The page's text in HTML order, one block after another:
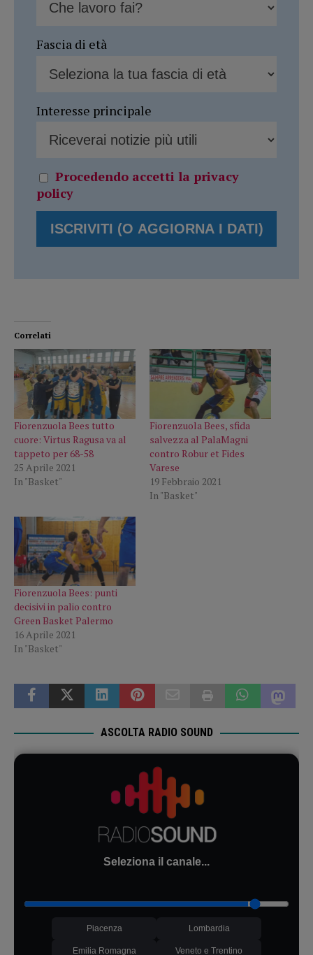
Fascia di età
Interesse principale
Procedendo accetti la privacy
policy
Correlati
Fiorenzuola Bees tutto
cuore: Virtus Ragusa va al
tappeto per 68-58
25 Aprile 2021
In "Basket"
Fiorenzuola Bees, sfida
salvezza al PalaMagni
contro Robur et Fides
Varese
19 Febbraio 2021
In "Basket"
Fiorenzuola Bees: punti
decisivi in palio contro
Green Basket Palermo
16 Aprile 2021
In "Basket"
ASCOLTA RADIO SOUND
Seleziona il canale...
Piacenza Lombardia
Emilia Romagna Veneto e Trentino